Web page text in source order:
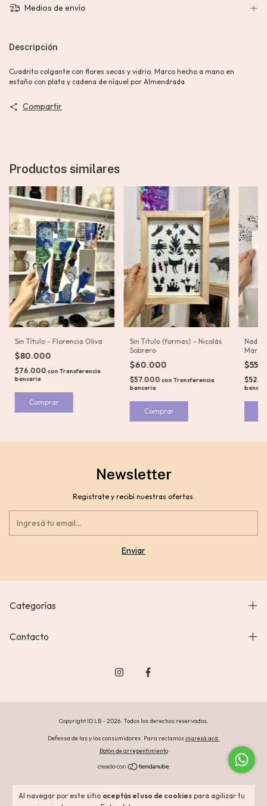
Al navegar por este sitio aceptás el uso de cookies para agilizar tu
Medios de envío
Descripción
Cuadrito colgante con flores secas y vidrio. Marco hecho a mano en
estaño con plata y cadena de níquel por Almendrada
Compartir
Productos similares
Sin Título - Florencia Oliva
$80.000
$76.000 con Transferencia
bancaria
Sin Titulo (formas) - Nicolás
Sobrero
$60.000
$57.000 conTransferencia
bancaria
Marcó
Newsletter
Registrate y recibí nuestras ofertas.
Categorías
Contacto
Copyright ID LB - 2026. Todos los derechos reservados.
Defensa de las y los consumidores. Para reclamosingresá acá.
Botón de arrepentimiento